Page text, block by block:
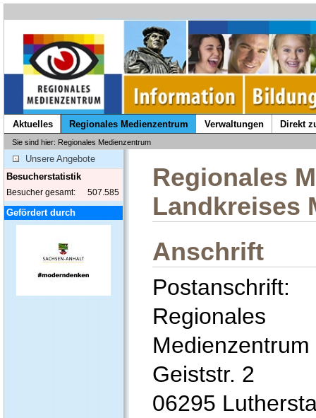
Aktuelles Regionales Medienzentrum Verwaltungen Direkt
Sie sind hier: Regionales Medienzentrum
Unsere Angebote
Besucherstatistik
Besucher gesamt: 507.585
Gefördert durch
Regionales
Landkreises
Anschrift
Postanschrift:
Regionales
Medienzentrum
Geiststr. 2
06295